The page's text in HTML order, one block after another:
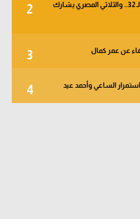
2
خبر في الجول - الأهلي يبدأ من دور الـ 32.. والثلاثي المصري يشارك
3 عن عمر كمال
4 الساعي وأحمد عيد